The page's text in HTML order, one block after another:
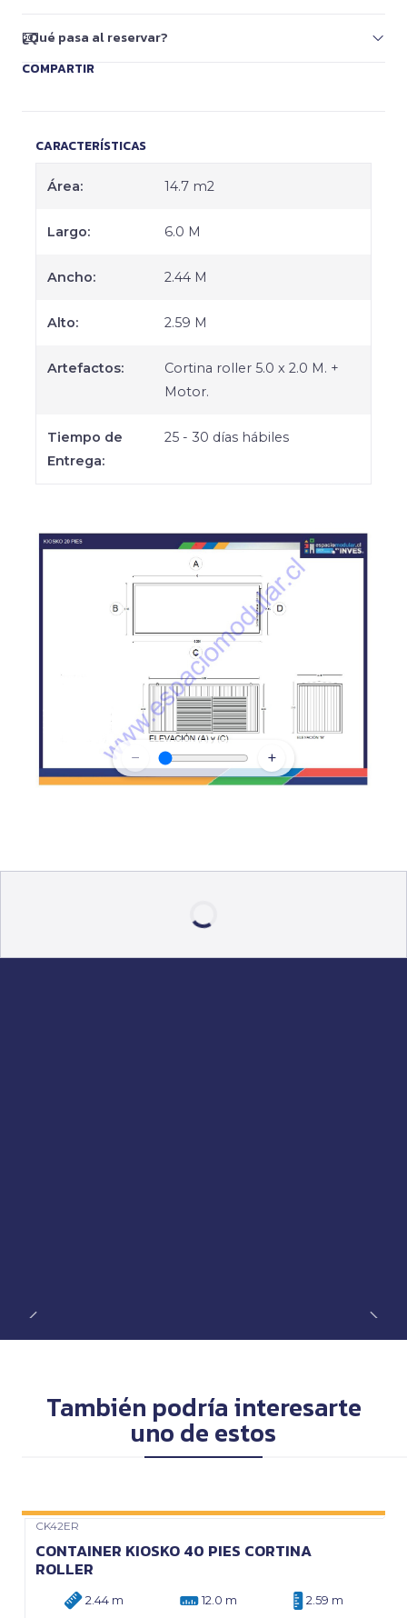
¿Qué pasa al reservar?
COMPARTIR
CARACTERÍSTICAS
Área: 14.7 m2
Largo: 6.0 M
Ancho: 2.44 M
Alto: 2.59 M
Artefactos:
Cortina roller 5.0 x 2.0 M. +
Motor.
Tiempo de
Entrega:
25 - 30 días hábiles
− +
También podría interesarte
uno de estos
CK42ER
CONTAINER KIOSKO 40 PIES CORTINA
ROLLER
2.44 m 12.0 m 2.59 m